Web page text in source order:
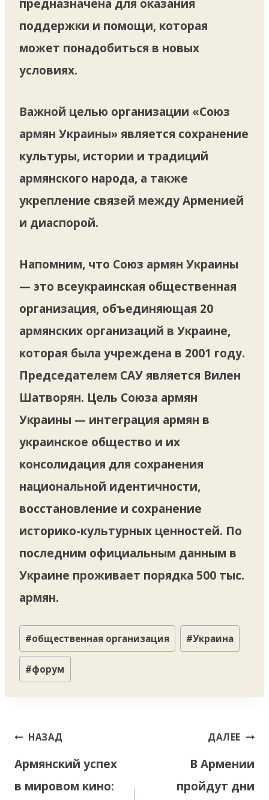
предназначена для оказания
поддержки и помощи, которая
может понадобиться в новых
условиях.
Важной целью организации «Союз
армян Украины» является сохранение
культуры, истории и традиций
армянского народа, а также
укрепление связей между Арменией
и диаспорой.
Напомним, что Союз армян Украины
— это всеукраинская общественная
организация, объединяющая 20
армянских организаций в Украине,
которая была учреждена в 2001 году.
Председателем САУ является Вилен
Шатворян. Цель Союза армян
Украины — интеграция армян в
украинское общество и их
консолидация для сохранения
национальной идентичности,
восстановление и сохранение
историко-культурных ценностей. По
последним официальным данным в
Украине проживает порядка 500 тыс.
армян.
Метки
записи:
#общественная организация #Украина
#форум
Навигация
записям
НАЗАД
Армянский успех
в мировом кино:
ДАЛЕЕ
В Армении
пройдут дни